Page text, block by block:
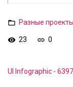
Разные
23 0
UI Infographic -